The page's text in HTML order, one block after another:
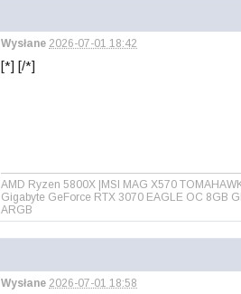
Wysłane 2026-07-01 18:42
[*] [/*]
AMD Ryzen 5800X |MSI MAG X570
Gigabyte GeForce RTX 3070 EAGLE OC 8GB
ARGB
Wysłane 2026-07-01 18:58